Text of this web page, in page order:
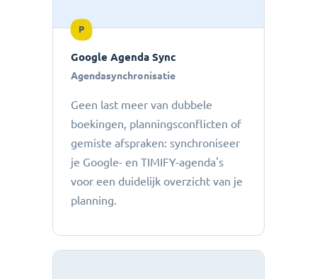
P
Google Agenda Sync
Agendasynchronisatie
Geen last meer van dubbele
boekingen, planningsconflicten of
gemiste afspraken: ​​synchroniseer
je Google- en TIMIFY-agenda's
voor een duidelijk overzicht van je
planning.